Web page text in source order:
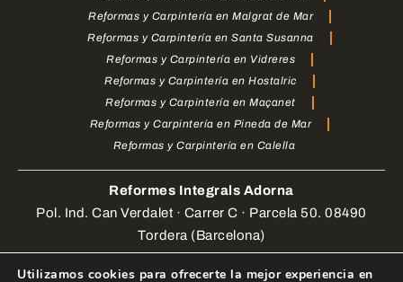
Reformas y Carpintería en Malgrat de Mar
Reformas y Carpintería en Santa Susanna
Reformas y Carpintería en Vidreres
Reformas y Carpintería en Hostalric
Reformas y Carpintería en Maçanet
Reformas y Carpintería en Pineda de Mar
Reformas y Carpintería en Calella
Reformes Integrals Adorna
Pol. Ind. Can Verdalet · Carrer C · Parcela 50. 08490
Tordera (Barcelona)
Web Design byenrigomez Studio. Todos los derechos
Utilizamos cookies para ofrecerte la mejor experiencia en